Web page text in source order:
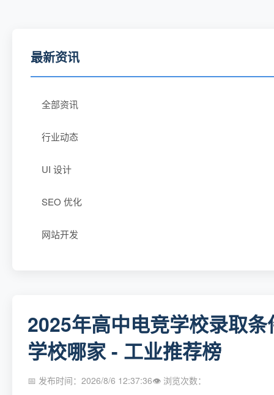
最新资讯
全部资讯
行业动态
UI 设计
SEO 优化
网站开发
2025年高中电竞学校录取
学校哪家 - 工业推荐榜
📅 发布时间：2026/8/6 12:37:36👁 浏览次数：